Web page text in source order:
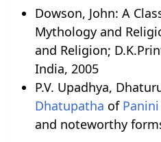
Dowson, John: A
Mythology and
and Religion;
India, 2005
P.V. Upadhya,
Dhatupatha of Panini
and noteworthy